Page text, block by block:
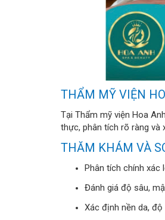
THẨM MỸ VIỆN
Tại Thẩm mỹ viện Hoa
thực, phân tích rõ ràng và
THĂM KHÁM VÀ
Phân tích chính
Đánh giá độ sâu,
Xác định nền da,